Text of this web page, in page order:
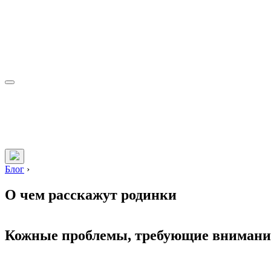
Блог ›
О чем расскажут родинки
Кожные проблемы, требующие